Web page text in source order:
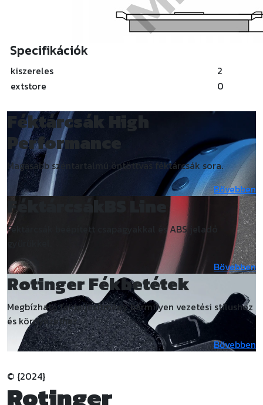
Specifikációk
kiszereles
2
extstore
0
FéktárcsákHigh
Performance
Magasabb széntartalmú öntöttvas féktárcsák sora.
Bővebben
Féktárcsák
Féktárcsák beépített csapágyakkal és ABS jeladó
Bővebben
RotingerFékbetétek
Megbízható fékteljesítmény bármilyen vezetési stílushoz
és környezethez.
Bővebben
© {2024}